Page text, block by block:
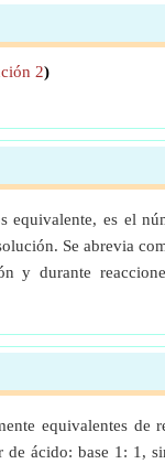
2)
equivalente, es el
Se abrevia
y durante
equivalentes de
ácido: base 1: 1,